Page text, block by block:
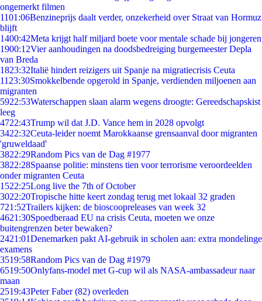
ongemerkt filmen
1101:06Benzineprijs daalt verder, onzekerheid over Straat van Hormuz
blijft
1400:42Meta krijgt half miljard boete voor mentale schade bij jongeren
1900:12Vier aanhoudingen na doodsbedreiging burgemeester Depla
van Breda
1823:32Italië hindert reizigers uit Spanje na migratiecrisis Ceuta
11 23:30Smokkelbende opgerold in Spanje, verdienden miljoenen aan
migranten
5922:53Waterschappen slaan alarm wegens droogte: Gereedschapskist
leeg
4722:43Trump wil dat J.D. Vance hem in 2028 opvolgt
3422:32Ceuta-leider noemt Marokkaanse grensaanval door migranten
'gruweldaad'
3822:29Random Pics van de Dag #1977
3822:28Spaanse politie: minstens tien voor terrorisme veroordeelden
onder migranten Ceuta
1522:25Long live the 7th of October
3022:20Tropische hitte keert zondag terug met lokaal 32 graden
721:52Trailers kijken: de bioscoopreleases van week 32
4621:30Spoedberaad EU na crisis Ceuta, moeten we onze
buitengrenzen beter bewaken?
2421:01Denemarken pakt AI-gebruik in scholen aan: extra mondelinge
examens
3519:58Random Pics van de Dag #1979
6519:50Onlyfans-model met G-cup wil als NASA-ambassadeur naar
maan
2519:43Peter Faber (82) overleden